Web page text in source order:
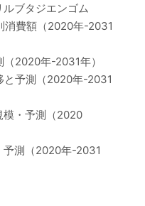
ブタジエンゴム
消費額（2020年-2031
2020年-2031年）
と予測（2020年-2031
模・予測（2020
予測（2020年-2031